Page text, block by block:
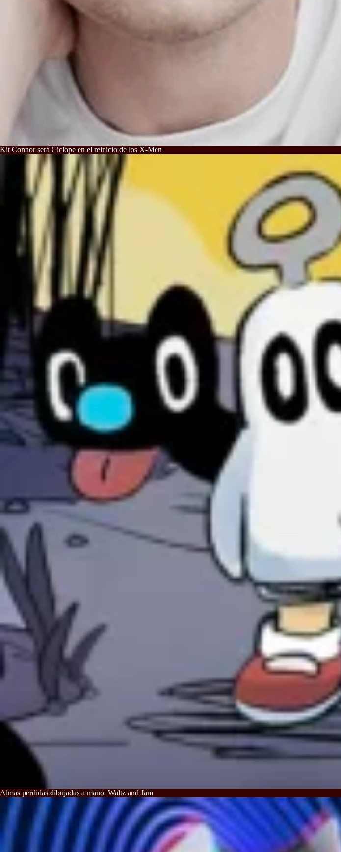
Kit Connor será Cíclope en el reinicio de los X-Men
Almas perdidas dibujadas a mano: Waltz and Jam